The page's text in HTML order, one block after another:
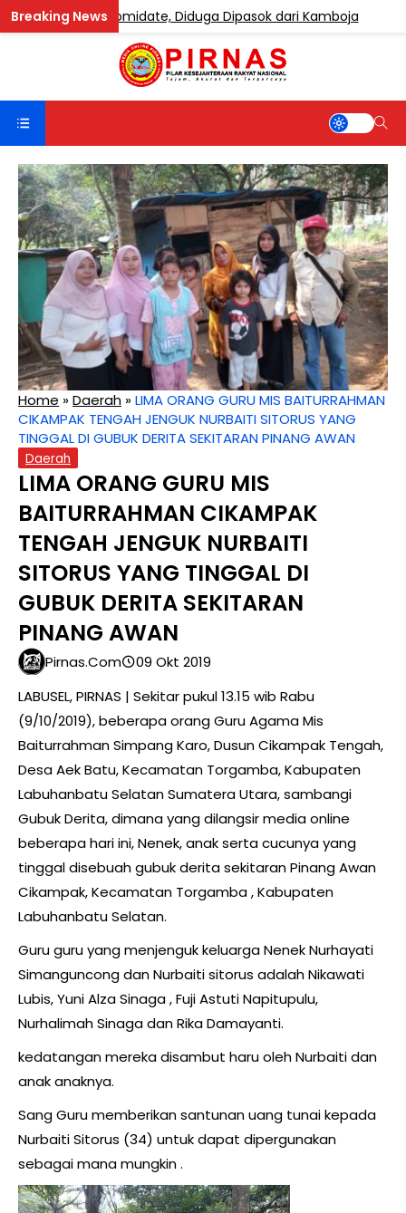
Etomidate, Diduga Dipasok dari Kamboja
Home »Daerah »LIMA ORANG GURU MIS BAITURRAHMAN
CIKAMPAK TENGAH JENGUK NURBAITI SITORUS YANG
TINGGAL DI GUBUK DERITA SEKITARAN PINANG AWAN
Daerah
LIMA ORANG GURU MIS
BAITURRAHMAN CIKAMPAK
TENGAH JENGUK NURBAITI
SITORUS YANG TINGGAL DI
GUBUK DERITA SEKITARAN
PINANG AWAN
Pirnas.com
09 Okt 2019
LABUSEL, PIRNAS | Sekitar pukul 13.15 wib Rabu
(9/10/2019), beberapa orang Guru Agama Mis
Baiturrahman Simpang Karo, Dusun Cikampak Tengah,
Desa Aek Batu, Kecamatan Torgamba, Kabupaten
Labuhanbatu Selatan Sumatera Utara, sambangi
Gubuk Derita, dimana yang dilangsir media online
beberapa hari ini, Nenek, anak serta cucunya yang
tinggal disebuah gubuk derita sekitaran Pinang Awan
Cikampak, Kecamatan Torgamba , Kabupaten
Labuhanbatu Selatan.
Guru guru yang menjenguk keluarga Nenek Nurhayati
Simanguncong dan Nurbaiti sitorus adalah Nikawati
Lubis, Yuni Alza Sinaga , Fuji Astuti Napitupulu,
Nurhalimah Sinaga dan Rika Damayanti.
kedatangan mereka disambut haru oleh Nurbaiti dan
anak anaknya.
Sang Guru memberikan santunan uang tunai kepada
Nurbaiti Sitorus (34) untuk dapat dipergunakan
sebagai mana mungkin .